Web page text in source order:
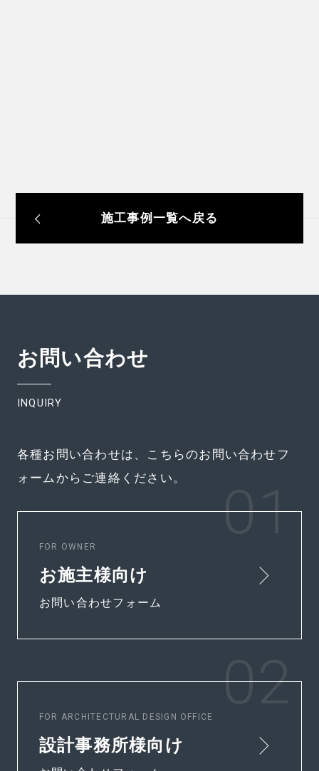
施工事例一覧へ戻る
お問い合わせ
INQUIRY
各種お問い合わせは、こちらのお問い合わせフ
ォームからご連絡ください。
FOR OWNER
お施主様向け
お問い合わせフォーム
FOR ARCHITECTURAL DESIGN OFFICE
設計事務所様向け